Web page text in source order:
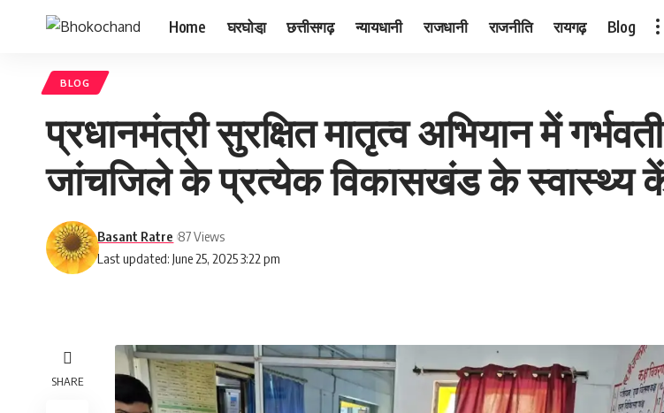
Home घरघोडा़ छत्तीसगढ़ न्यायधानी राजधानी राजनीति रायगढ़ Blog
BLOG
प्रधानमंत्री सुरक्षित मातृत्व अभियान में
जांचजिले के प्रत्येक विकासखंड के स्वास्थ्य
Last updated: June 25, 2025 3:22 pm
Basant Ratre 87 Views
SHARE